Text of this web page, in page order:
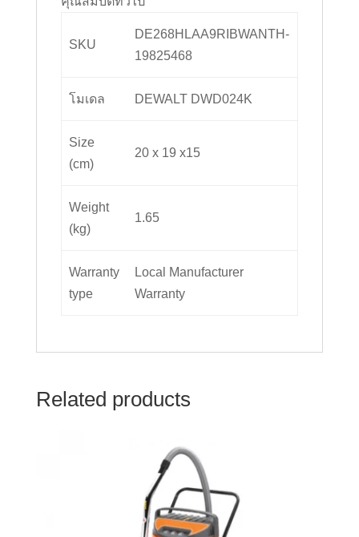
SKU
DE268HLAA9RIBWANTH-
19825468
โมเดล DEWALT DWD024K
Size
(cm)
20 x 19 x15
Weight
(kg)
1.65
Warranty
type
Local Manufacturer
Warranty
Related products